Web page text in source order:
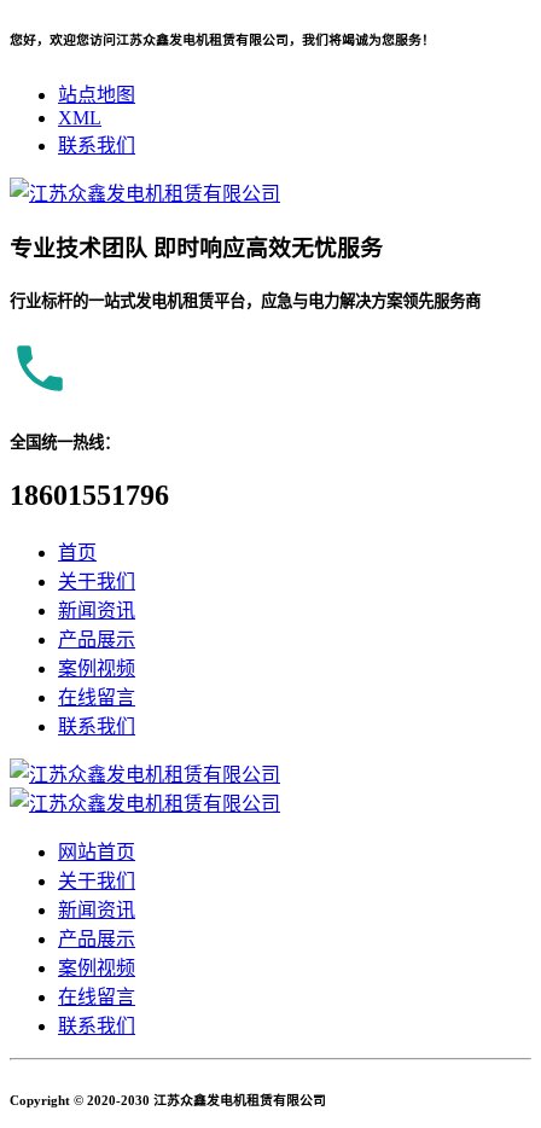
您好，欢迎您访问江苏众鑫发电机租赁有限公司，我们将竭诚为您服务！
站点地图
XML
联系我们
专业技术团队 即时响应高效无忧服务
行业标杆的一站式发电机租赁平台，应急与电力解决方案领先服务商
全国统一热线：
18601551796
首页
关于我们
新闻资讯
产品展示
案例视频
在线留言
联系我们
网站首页
关于我们
新闻资讯
产品展示
案例视频
在线留言
联系我们
Copyright © 2020-2030 江苏众鑫发电机租赁有限公司